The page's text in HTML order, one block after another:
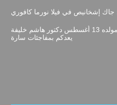
جاك إشخانيص في فيلا نورما كافوري
احتفاءً بيوم مولده 13 أغسطس دكتور هاشم خليفة
يعدكم بمفاجئات سارة